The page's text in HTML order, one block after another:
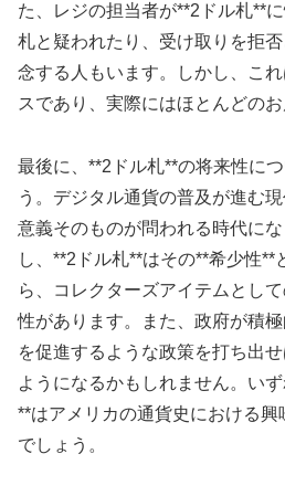
た、レジの担当者が**2ドル札**
札と疑われたり、受け取りを拒
念する人もいます。しかし、こ
スであり、実際にはほとんどのお
最後に、**2ドル札**の将来性に
う。デジタル通貨の普及が進む
意義そのものが問われる時代に
し、**2ドル札**はその**希少性**
ら、コレクターズアイテムとし
性があります。また、政府が積
を促進するような政策を打ち出
ようになるかもしれません。い
**はアメリカの通貨史における興
でしょう。